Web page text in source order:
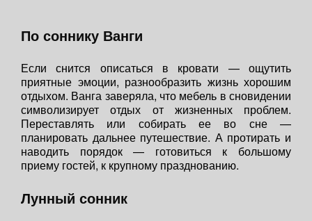
По соннику Ванги
Если снится описаться в кровати — ощутить
приятные эмоции, разнообразить жизнь хорошим
отдыхом. Ванга заверяла, что мебель в сновидении
символизирует отдых от жизненных проблем.
Переставлять или собирать ее во сне —
планировать дальнее путешествие. А протирать и
наводить порядок — готовиться к большому
приему гостей, к крупному празднованию.
Лунный сонник